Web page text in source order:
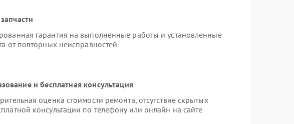
гарантия на выполненные работы и установленные
от повторных неисправностей
и бесплатная консультация
оценка стоимости ремонта, отсутствие скрытых
консультации по телефону или онлайн на сайте